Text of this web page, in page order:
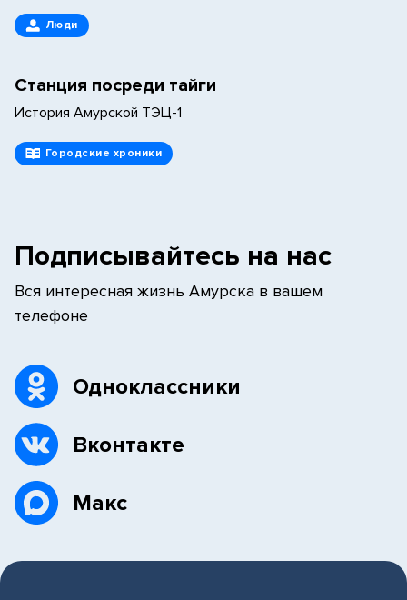
Люди
Станция посреди тайги
История Амурской ТЭЦ-1
Городские хроники
Подписывайтесь на нас
Вся интересная жизнь Амурска в вашем
телефоне
Одноклассники
Вконтакте
Макс